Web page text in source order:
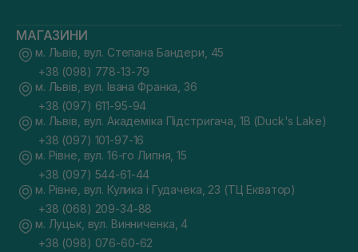
МАГАЗИНИ
м. Львів, вул. Степана Бандери, 45
+38 (098) 778-13-79
м. Львів, вул. Івана Франка, 36
+38 (097) 611-95-94
м. Львів, вул. Академіка Підстригача, 1В (Duck's Lake)
+38 (097) 101-97-16
м. Рівне, вул. 16-го Липня, 15
+38 (097) 544-61-44
м. Рівне, вул. Кулика і Гудачека, 23 (ТЦ Екватор)
+38 (068) 209-34-88
м. Луцьк, вул. Винниченка, 4
+38 (098) 076-60-62